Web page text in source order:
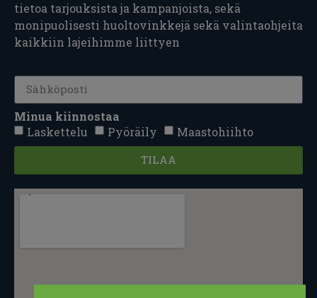
tietoa tarjouksista ja kampanjoista, sekä
monipuolisesti huoltovinkkejä sekä valintaohjeita
kaikkiin lajeihimme liittyen
Minua kiinnostaa
Laskettelu
Pyöräily Maastohiihto
TILAA